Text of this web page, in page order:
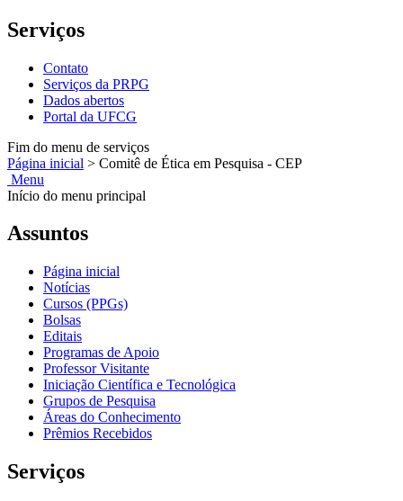
Serviços
Contato
Serviços da PRPG
Dados abertos
Portal da UFCG
Fim do menu de serviços
Página inicial > Comitê de Ética em Pesquisa - CEP
Menu
Início do menu principal
Assuntos
Página inicial
Notícias
Cursos (PPGs)
Bolsas
Editais
Programas de Apoio
Professor Visitante
Iniciação Científica e Tecnológica
Grupos de Pesquisa
Áreas do Conhecimento
Prêmios Recebidos
Serviços